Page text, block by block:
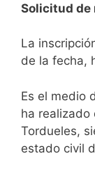
Solicitud de
La
de la fecha,
Es el medio
ha realizado
Tordueles,
estado civil